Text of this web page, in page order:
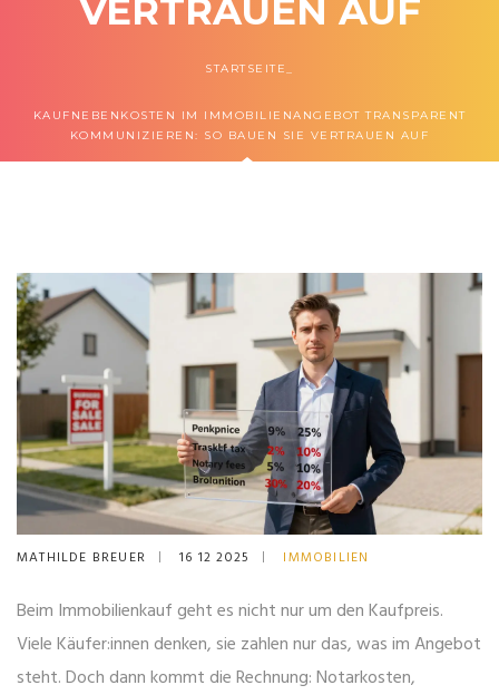
VERTRAUEN AUF
STARTSEITE
KAUFNEBENKOSTEN IM IMMOBILIENANGEBOT TRANSPARENT
KOMMUNIZIEREN: SO BAUEN SIE VERTRAUEN AUF
MATHILDE BREUER 16 12 2025 IMMOBILIEN
Beim Immobilienkauf geht es nicht nur um den Kaufpreis.
Viele Käufer:innen denken, sie zahlen nur das, was im Angebot
steht. Doch dann kommt die Rechnung: Notarkosten,